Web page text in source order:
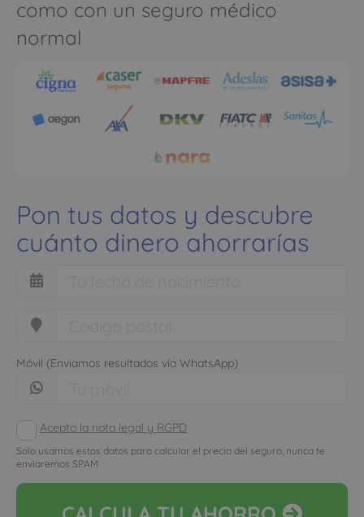
como con un seguro médico
normal
Pon tus datos y descubre
cuánto dinero ahorrarías
Móvil (Enviamos resultados vía WhatsApp)
Acepto la nota legal y RGPD
Solo usamos estos datos para calcular el precio del seguro, nunca te
enviaremos SPAM